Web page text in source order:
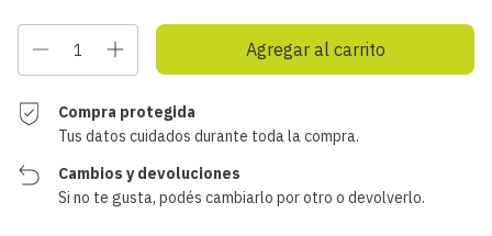
Compra protegida
Tus datos cuidados durante toda la compra.
Cambios y devoluciones
Si no te gusta, podés cambiarlo por otro o devolverlo.